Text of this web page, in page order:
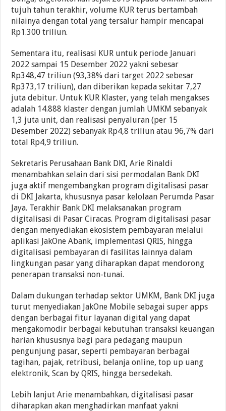
tujuh tahun terakhir, volume KUR terus bertambah
nilainya dengan total yang tersalur hampir mencapai
Rp1.300 triliun.
Sementara itu, realisasi KUR untuk periode Januari
2022 sampai 15 Desember 2022 yakni sebesar
Rp348,47 triliun (93,38% dari target 2022 sebesar
Rp373,17 triliun), dan diberikan kepada sekitar 7,27
juta debitur. Untuk KUR Klaster, yang telah mengakses
adalah 14.888 klaster dengan jumlah UMKM sebanyak
1,3 juta unit, dan realisasi penyaluran (per 15
Desember 2022) sebanyak Rp4,8 triliun atau 96,7% dari
total Rp4,9 triliun.
Sekretaris Perusahaan Bank DKI, Arie Rinaldi
menambahkan selain dari sisi permodalan Bank DKI
juga aktif mengembangkan program digitalisasi pasar
di DKI Jakarta, khususnya pasar kelolaan Perumda Pasar
Jaya. Terakhir Bank DKI melaksanakan program
digitalisasi di Pasar Ciracas. Program digitalisasi pasar
dengan menyediakan ekosistem pembayaran melalui
aplikasi JakOne Abank, implementasi QRIS, hingga
digitalisasi pembayaran di fasilitas lainnya dalam
lingkungan pasar yang diharapkan dapat mendorong
penerapan transaksi non-tunai.
Dalam dukungan terhadap sektor UMKM, Bank DKI juga
turut menyediakan JakOne Mobile sebagai super apps
dengan berbagai fitur layanan digital yang dapat
mengakomodir berbagai kebutuhan transaksi keuangan
harian khususnya bagi para pedagang maupun
pengunjung pasar, seperti pembayaran berbagai
tagihan, pajak, retribusi, belanja online, top up uang
elektronik, Scan by QRIS, hingga bersedekah.
Lebih lanjut Arie menambahkan, digitalisasi pasar
diharapkan akan menghadirkan manfaat yakni